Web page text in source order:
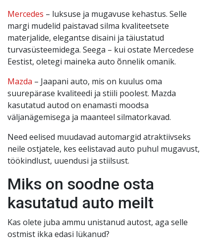
Mercedes – luksuse ja mugavuse kehastus. Selle
margi mudelid paistavad silma kvaliteetsete
materjalide, elegantse disaini ja täiustatud
turvasüsteemidega. Seega – kui ostate Mercedese
Eestist, oletegi maineka auto õnnelik omanik.
Mazda – Jaapani auto, mis on kuulus oma
suurepärase kvaliteedi ja stiili poolest. Mazda
kasutatud autod on enamasti moodsa
väljanägemisega ja maanteel silmatorkavad.
Need eelised muudavad automargid atraktiivseks
neile ostjatele, kes eelistavad auto puhul mugavust,
töökindlust, uuendusi ja stiilsust.
Miks on soodne osta
kasutatud auto meilt
Kas olete juba ammu unistanud autost, aga selle
ostmist ikka edasi lükanud?